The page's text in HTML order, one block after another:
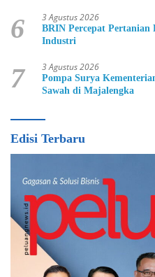
6 3 Agustus 2026
BRIN Percepat Pertanian
Industri
7 3 Agustus 2026
Pompa Surya
Sawah di Majalengka
Edisi Terbaru